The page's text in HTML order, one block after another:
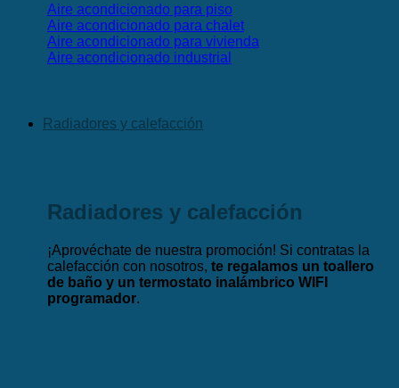
Aire acondicionado para piso
Aire acondicionado para chalet
Aire acondicionado para vivienda
Aire acondicionado industrial
Radiadores y calefacción
Radiadores y calefacción
¡Aprovéchate de nuestra promoción! Si contratas la
calefacción con nosotros, te regalamos un toallero
de baño y un termostato inalámbrico WIFI
programador.